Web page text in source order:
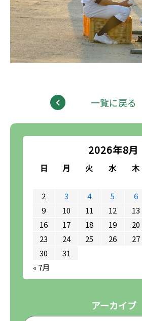
2026年8月
日 月 火 水 木
2
3 4 5 6
9
10 11 12 13
16
17 18 19 20
23
24 25 26 27
30
31
« 7月
アーカイブ
一覧に戻る